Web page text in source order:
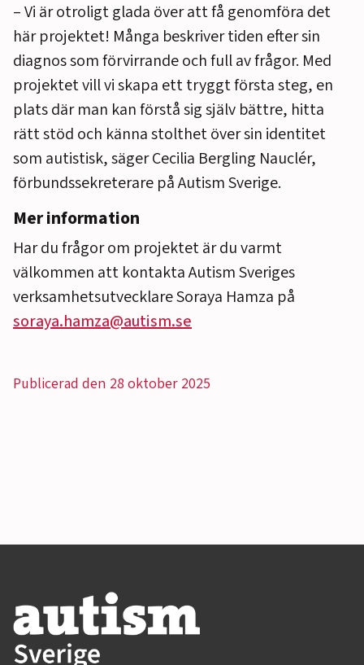
– Vi är otroligt glada över att få genomföra det
här projektet! Många beskriver tiden efter sin
diagnos som förvirrande och full av frågor. Med
projektet vill vi skapa ett tryggt första steg, en
plats där man kan förstå sig själv bättre, hitta
rätt stöd och känna stolthet över sin identitet
som autistisk, säger Cecilia Bergling Nauclér,
förbundssekreterare på Autism Sverige.
Mer information
Har du frågor om projektet är du varmt
välkommen att kontakta Autism Sveriges
verksamhetsutvecklare Soraya Hamza på
soraya.hamza@autism.se
Publicerad den 28 oktober 2025